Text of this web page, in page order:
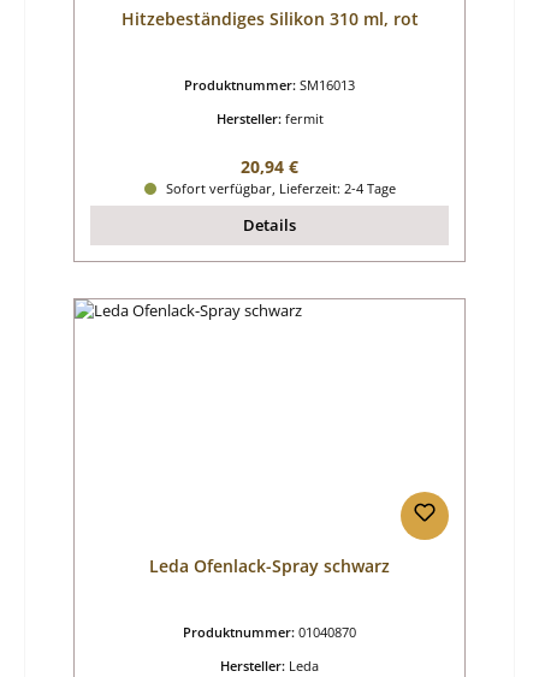
Hitzebeständiges Silikon 310 ml, rot
Produktnummer: SM16013
Hersteller: fermit
Regulärer Preis:
20,94 €
Sofort verfügbar, Lieferzeit: 2-4 Tage
Details
Leda Ofenlack-Spray schwarz
Produktnummer: 01040870
Hersteller: Leda